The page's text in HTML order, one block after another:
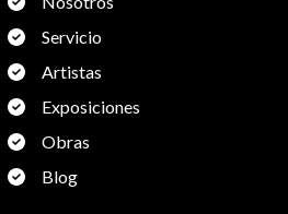
Servicio
Artistas
Exposiciones
Obras
Blog